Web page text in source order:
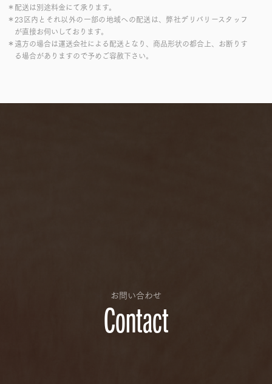
＊配送は別途料金にて承ります。
＊23区内とそれ以外の一部の地域への配送は、弊社デリバリースタッフ
が直接お伺いしております。
＊遠方の場合は運送会社による配送となり、商品形状の都合上、お断りす
る場合がありますので予めご容赦下さい。
お問い合わせ
Contact